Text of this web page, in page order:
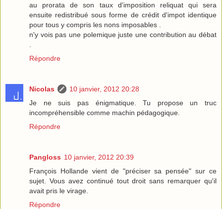
au prorata de son taux d'imposition reliquat qui sera
ensuite redistribué sous forme de crédit d'impot identique
pour tous y compris les nons imposables .
n'y vois pas une polemique juste une contribution au débat
Répondre
Nicolas
10 janvier, 2012 20:28
Je ne suis pas énigmatique. Tu propose un truc
incompréhensible comme machin pédagogique.
Répondre
Pangloss 10 janvier, 2012 20:39
François Hollande vient de "préciser sa pensée" sur ce
sujet. Vous avez continué tout droit sans remarquer qu'il
avait pris le virage.
Répondre